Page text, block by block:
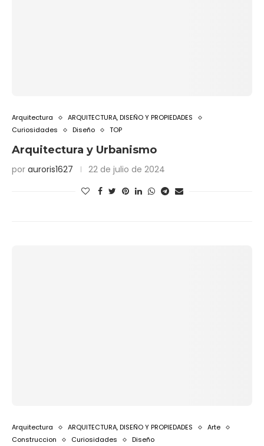
Arquitectura
ARQUITECTURA, DISEÑO Y PROPIEDADES
Curiosidades
Diseño TOP
Arquitectura y Urbanismo
por auroris1627 22 de julio de 2024
Arquitectura ARQUITECTURA, DISEÑO Y PROPIEDADES
Arte
Construccion
Curiosidades Diseño